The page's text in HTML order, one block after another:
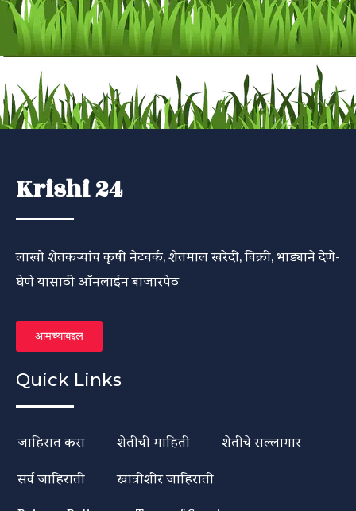
Krishi 24
लाखो शेतकऱ्यांच कृषी नेटवर्क, शेतमाल खरेदी, विक्री, भाड्याने देणे-
घेणे यासाठी ऑनलाईन बाजारपेठ
आमच्याबद्दल
Quick Links
जाहिरात करा शेतीची माहिती
शेतीचे सल्लागार
सर्व जाहिराती
खात्रीशीर जाहिराती